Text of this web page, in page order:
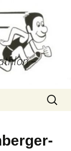
–
Suche
nach: